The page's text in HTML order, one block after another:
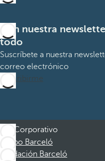
Con nuestra
todo
Suscríbete a nuestra
correo electrónico
Suscribirme
Corporativo
Grupo Barceló
Fundación Barceló